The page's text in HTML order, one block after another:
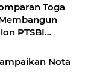
Toga
PTSBI
Nota